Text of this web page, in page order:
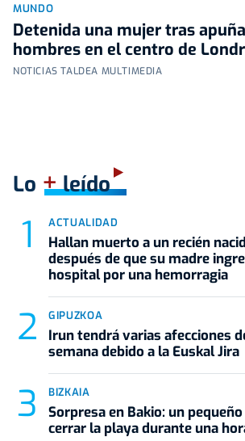
MUNDO
Detenida una mujer tras
hombres en el centro de
NOTICIAS TALDEA MULTIMEDIA
Lo +leído
ACTUALIDAD
Hallan muerto a un recién
después de que su madre
hospital por una hemorragia
GIPUZKOA
Irun tendrá varias afecciones
semana debido a la Euskal Jira
BIZKAIA
Sorpresa en Bakio: un
cerrar la playa durante una